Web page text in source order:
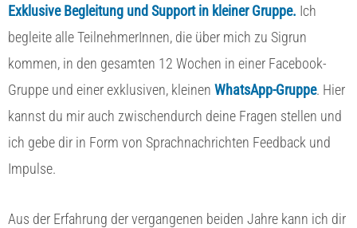
Exklusive Begleitung und Support in kleiner Gruppe. Ich
begleite alle TeilnehmerInnen, die über mich zu Sigrun
kommen, in den gesamten 12 Wochen in einer Facebook-
Gruppe und einer exklusiven, kleinen WhatsApp-Gruppe. Hier
kannst du mir auch zwischendurch deine Fragen stellen und
ich gebe dir in Form von Sprachnachrichten Feedback und
Impulse.
Aus der Erfahrung der vergangenen beiden Jahre kann ich dir